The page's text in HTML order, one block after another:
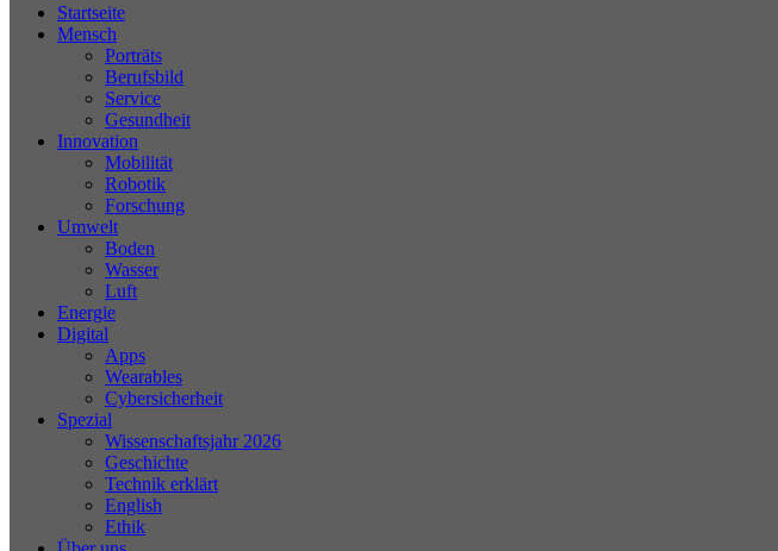
Startseite
Mensch
Porträts
Berufsbild
Service
Gesundheit
Innovation
Mobilität
Robotik
Forschung
Umwelt
Boden
Wasser
Luft
Energie
Digital
Apps
Wearables
Cybersicherheit
Spezial
Wissenschaftsjahr 2026
Geschichte
Technik erklärt
English
Ethik